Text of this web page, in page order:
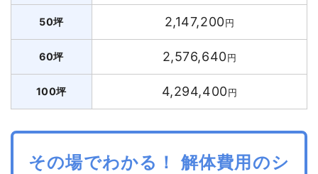
50坪 2,147,200円
60坪 2,576,640円
100坪 4,294,400円
その場でわかる！ 解体費用のシ